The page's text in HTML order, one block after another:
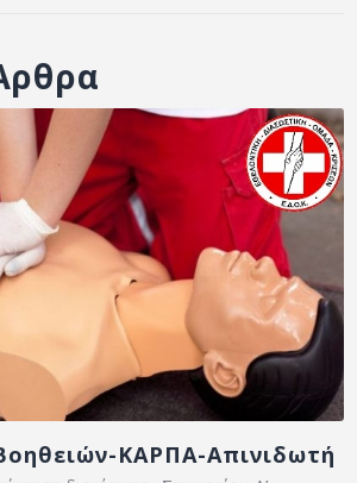
ΚΑΡΠΑ-Απινιδωτή